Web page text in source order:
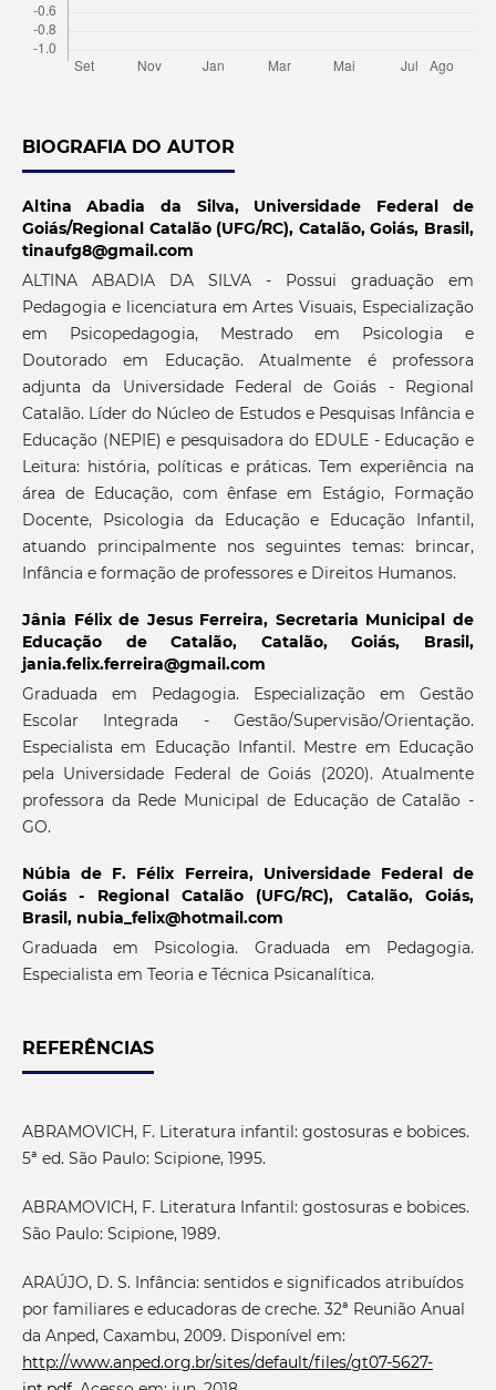
BIOGRAFIA DO AUTOR
Altina Abadia da Silva, Universidade Federal de
Goiás/Regional Catalão (UFG/RC), Catalão, Goiás, Brasil,
tinaufg8@gmail.com
ALTINA ABADIA DA SILVA - Possui graduação em
Pedagogia e licenciatura em Artes Visuais, Especialização
em Psicopedagogia, Mestrado em Psicologia e
Doutorado em Educação. Atualmente é professora
adjunta da Universidade Federal de Goiás - Regional
Catalão. Líder do Núcleo de Estudos e Pesquisas Infância e
Educação (NEPIE) e pesquisadora do EDULE - Educação e
Leitura: história, políticas e práticas. Tem experiência na
área de Educação, com ênfase em Estágio, Formação
Docente, Psicologia da Educação e Educação Infantil,
atuando principalmente nos seguintes temas: brincar,
Infância e formação de professores e Direitos Humanos.
Jânia Félix de Jesus Ferreira, Secretaria Municipal de
Educação de Catalão, Catalão, Goiás, Brasil,
jania.felix.ferreira@gmail.com
Graduada em Pedagogia. Especialização em Gestão
Escolar Integrada - Gestão/Supervisão/Orientação.
Especialista em Educação Infantil. Mestre em Educação
pela Universidade Federal de Goiás (2020). Atualmente
professora da Rede Municipal de Educação de Catalão -
GO.
Núbia de F. Félix Ferreira, Universidade Federal de
Goiás - Regional Catalão (UFG/RC), Catalão, Goiás,
Brasil, nubia_felix@hotmail.com
Graduada em Psicologia. Graduada em Pedagogia.
Especialista em Teoria e Técnica Psicanalítica.
REFERÊNCIAS
ABRAMOVICH, F. Literatura infantil: gostosuras e bobices.
5ª ed. São Paulo: Scipione, 1995.
ABRAMOVICH, F. Literatura Infantil: gostosuras e bobices.
São Paulo: Scipione, 1989.
ARAÚJO, D. S. Infância: sentidos e significados atribuídos
por familiares e educadoras de creche. 32ª Reunião Anual
da Anped, Caxambu, 2009. Disponível em:
http://www.anped.org.br/sites/default/files/gt07-5627-